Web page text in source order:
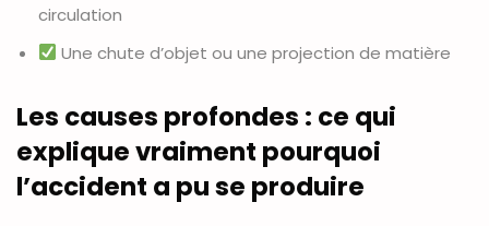
circulation
Une chute d’objet ou une projection de matière
Les causes profondes : ce qui
explique vraiment pourquoi
l’accident a pu se produire